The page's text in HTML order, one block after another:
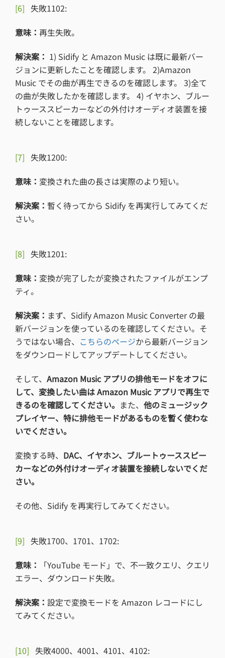
[6] 失敗1102:
意味： 再生失敗。
解決案： 1) Sidify と Amazon Music は既に最新バー
ジョンに更新したことを確認します。 2)Amazon
Music でその曲が再生できるのを確認します。 3)全て
の曲が失敗したかを確認します。 4) イヤホン、ブルー
トゥーススピーカーなどの外付けオーディオ装置を接
続しないことを確認します。
[7] 失敗1200:
意味： 変換された曲の長さは実際のより短い。
解決案： 暫く待ってから Sidify を再実行してみてくだ
さい。
[8] 失敗1201:
意味： 変換が完了したが変換されたファイルがエンプ
ティ。
解決案： まず、Sidify Amazon Music Converter の最
新バージョンを使っているのを確認してください。そ
うではない場合、 こちらのページから最新バージョン
をダウンロードしてアップデートしてください。
そして、 Amazon Music アプリの排他モードをオフに
して、変換したい曲は Amazon Music アプリで再生で
きるのを確認してください。 また、 他のミュージック
プレイヤー、特に排他モードがあるものを暫く使わな
いでください。
変換する時、 DAC、イヤホン、ブルートゥーススピー
カーなどの外付けオーディオ装置を接続しないでくだ
さい。
その他、Sidify を再実行してみてください。
[9] 失敗1700、1701、1702:
意味：
「YouTube モード」で、不一致クエリ、クエリ
エラー、ダウンロード失敗。
解決案： 設定で変換モードを Amazon レコードにし
てみてください。
[10] 失敗4000、4001、4101、4102: